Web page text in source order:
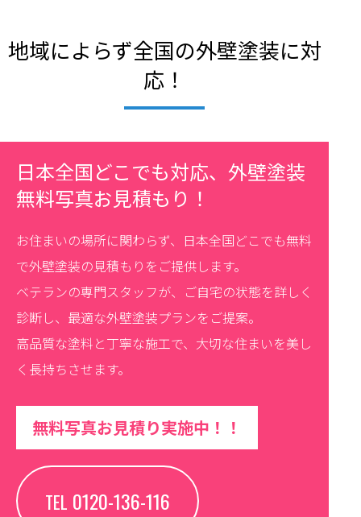
地域によらず全国の外壁塗装に対
応！
日本全国どこでも対応、外壁塗装
無料写真お見積もり！
お住まいの場所に関わらず、日本全国どこでも無料
で外壁塗装の見積もりをご提供します。
ベテランの専門スタッフが、ご自宅の状態を詳しく
診断し、最適な外壁塗装プランをご提案。
高品質な塗料と丁寧な施工で、大切な住まいを美し
く長持ちさせます。
無料写真お見積り実施中！！
TEL 0120-136-116